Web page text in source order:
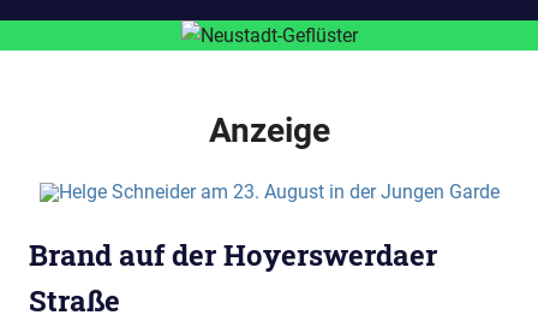
Anzeige
Brand auf der Hoyerswerdaer
Straße